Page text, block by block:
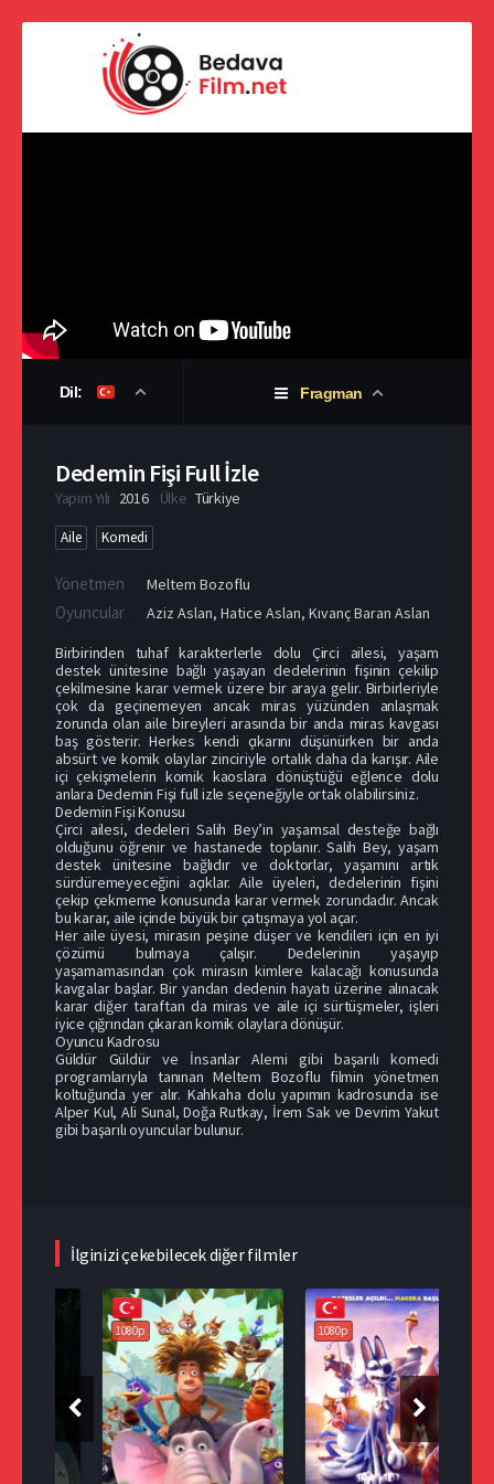
Dil: Fragman
Dedemin Fişi Full İzle
Yapım Yılı 2016 Ülke Türkiye
Aile Komedi
Yönetmen Meltem Bozoflu
Oyuncular Aziz Aslan, Hatice Aslan, Kıvanç Baran Aslan
Birbirinden tuhaf karakterlerle dolu Çirci ailesi, yaşam
destek ünitesine bağlı yaşayan dedelerinin fişinin çekilip
çekilmesine karar vermek üzere bir araya gelir. Birbirleriyle
çok da geçinemeyen ancak miras yüzünden anlaşmak
zorunda olan aile bireyleri arasında bir anda miras kavgası
baş gösterir. Herkes kendi çıkarını düşünürken bir anda
absürt ve komik olaylar zinciriyle ortalık daha da karışır. Aile
içi çekişmelerin komik kaoslara dönüştüğü eğlence dolu
anlara Dedemin Fişi full izle seçeneğiyle ortak olabilirsiniz.
Dedemin Fişi Konusu
Çirci ailesi, dedeleri Salih Bey’in yaşamsal desteğe bağlı
olduğunu öğrenir ve hastanede toplanır. Salih Bey, yaşam
destek ünitesine bağlıdır ve doktorlar, yaşamını artık
sürdüremeyeceğini açıklar. Aile üyeleri, dedelerinin fişini
çekip çekmeme konusunda karar vermek zorundadır. Ancak
bu karar, aile içinde büyük bir çatışmaya yol açar.
Her aile üyesi, mirasın peşine düşer ve kendileri için en iyi
çözümü bulmaya çalışır. Dedelerinin yaşayıp
yaşamamasından çok mirasın kimlere kalacağı konusunda
kavgalar başlar. Bir yandan dedenin hayatı üzerine alınacak
karar diğer taraftan da miras ve aile içi sürtüşmeler, işleri
iyice çığrından çıkaran komik olaylara dönüşür.
Oyuncu Kadrosu
Güldür Güldür ve İnsanlar Alemi gibi başarılı komedi
programlarıyla tanınan Meltem Bozoflu filmin yönetmen
koltuğunda yer alır. Kahkaha dolu yapımın kadrosunda ise
Alper Kul, Ali Sunal, Doğa Rutkay, İrem Sak ve Devrim Yakut
gibi başarılı oyuncular bulunur.
İlginizi çekebilecek diğer filmler
1080p